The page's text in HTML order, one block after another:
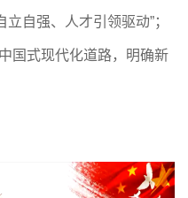
自强、人才引领驱动”；
国式现代化道路，明确新